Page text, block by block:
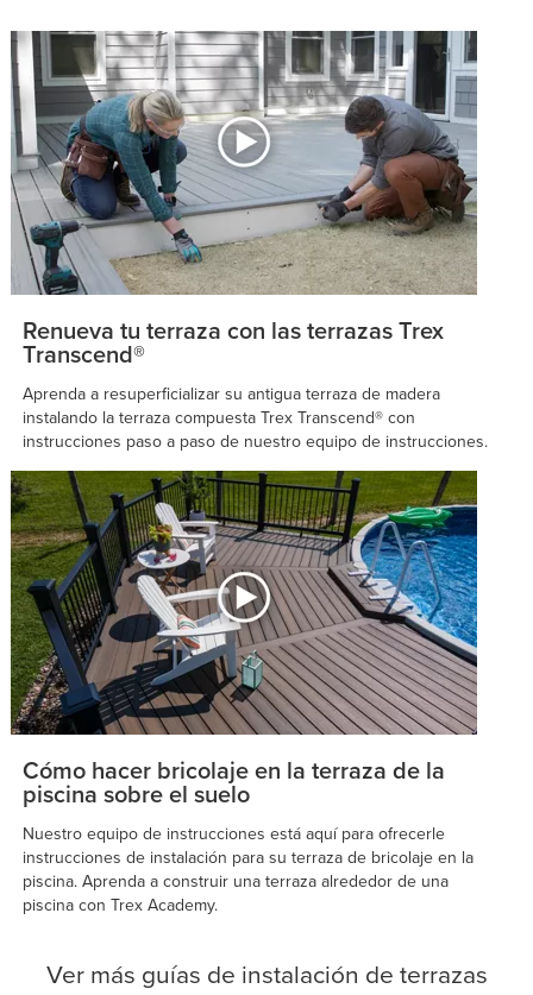
Renueva tu terraza con las terrazas Trex
Transcend®
Aprenda a resuperficializar su antigua terraza de madera
instalando la terraza compuesta Trex Transcend® con
instrucciones paso a paso de nuestro equipo de instrucciones.
Cómo hacer bricolaje en la terraza de la
piscina sobre el suelo
Nuestro equipo de instrucciones está aquí para ofrecerle
instrucciones de instalación para su terraza de bricolaje en la
piscina. Aprenda a construir una terraza alrededor de una
piscina con Trex Academy.
Ver más guías de instalación de terrazas